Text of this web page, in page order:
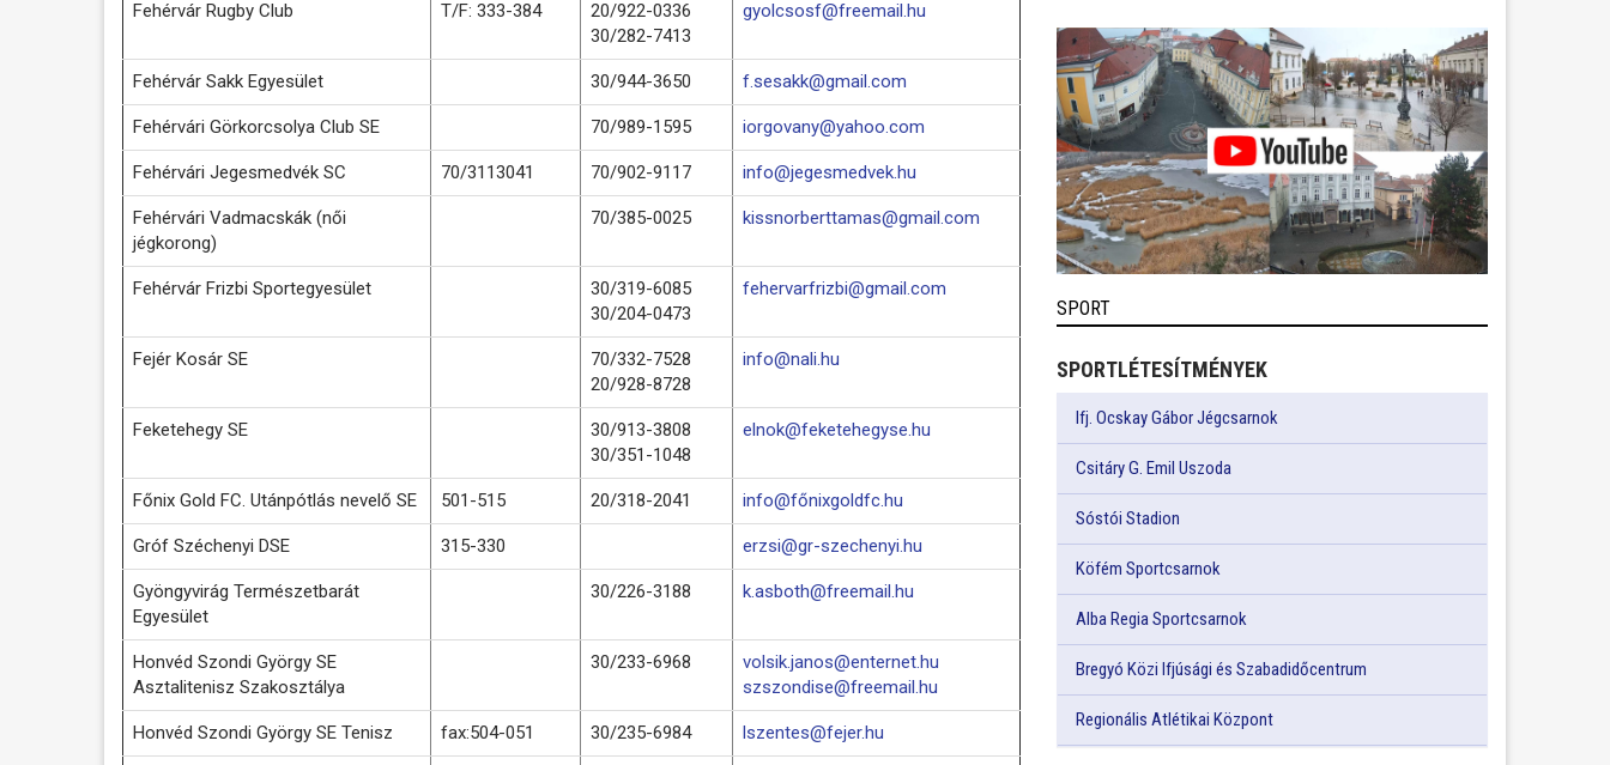
Fehérvár Rugby Club T/F: 333-384
20/922-0336
30/282-7413
gyolcsosf@freemail.hu
Fehérvár Sakk Egyesület 30/944-3650 f.sesakk@gmail.com
Fehérvári Görkorcsolya Club SE 70/989-1595 iorgovany@yahoo.com
Fehérvári Jegesmedvék SC 70/3113041 70/902-9117 info@jegesmedvek.hu
Fehérvári Vadmacskák (női
jégkorong)
70/385-0025 kissnorberttamas@gmail.com
Fehérvár Frizbi Sportegyesület
30/319-6085
30/204-0473
fehervarfrizbi@gmail.com
Fejér Kosár SE
70/332-7528
20/928-8728
info@nali.hu
Feketehegy SE
30/913-3808
30/351-1048
elnok@feketehegyse.hu
Főnix Gold FC. Utánpótlás nevelő SE 501-515 20/318-2041 info@főnixgoldfc.hu
Gróf Széchenyi DSE 315-330 erzsi@gr-szechenyi.hu
Gyöngyvirág Természetbarát
Egyesület
30/226-3188 k.asboth@freemail.hu
Honvéd Szondi György SE
Asztalitenisz Szakosztálya
30/233-6968
volsik.janos@enternet.hu
szszondise@freemail.hu
Honvéd Szondi György SE Tenisz fax:504-051 30/235-6984 lszentes@fejer.hu
SPORT
SPORTLÉTESÍTMÉNYEK
Ifj. Ocskay Gábor Jégcsarnok
Csitáry G. Emil Uszoda
Sóstói Stadion
Köfém Sportcsarnok
Alba Regia Sportcsarnok
Bregyó Közi Ifjúsági és Szabadidőcentrum
Regionális Atlétikai Központ